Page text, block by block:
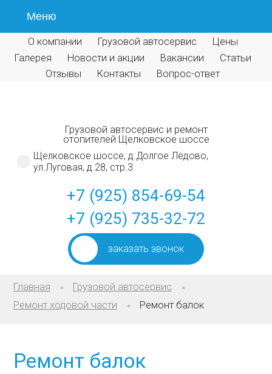
Меню
О компании Грузовой автосервис
Цены
Галерея
Новости и акции Вакансии
Статьи
Отзывы
Контакты Вопрос-ответ
Грузовой автосервис и ремонт
отопителей Щелковское шоссе
Щелковское шоссе, д.Долгое Лёдово,
ул.Луговая, д.28, стр.3
+7 (925) 854-69-54
+7 (925) 735-32-72
заказать звонок
Главная
Грузовой автосервис
Ремонт ходовой части
Ремонт балок
Ремонт балок